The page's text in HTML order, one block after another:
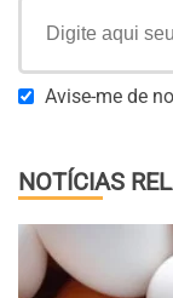
Avise-me de
NOTÍCIAS